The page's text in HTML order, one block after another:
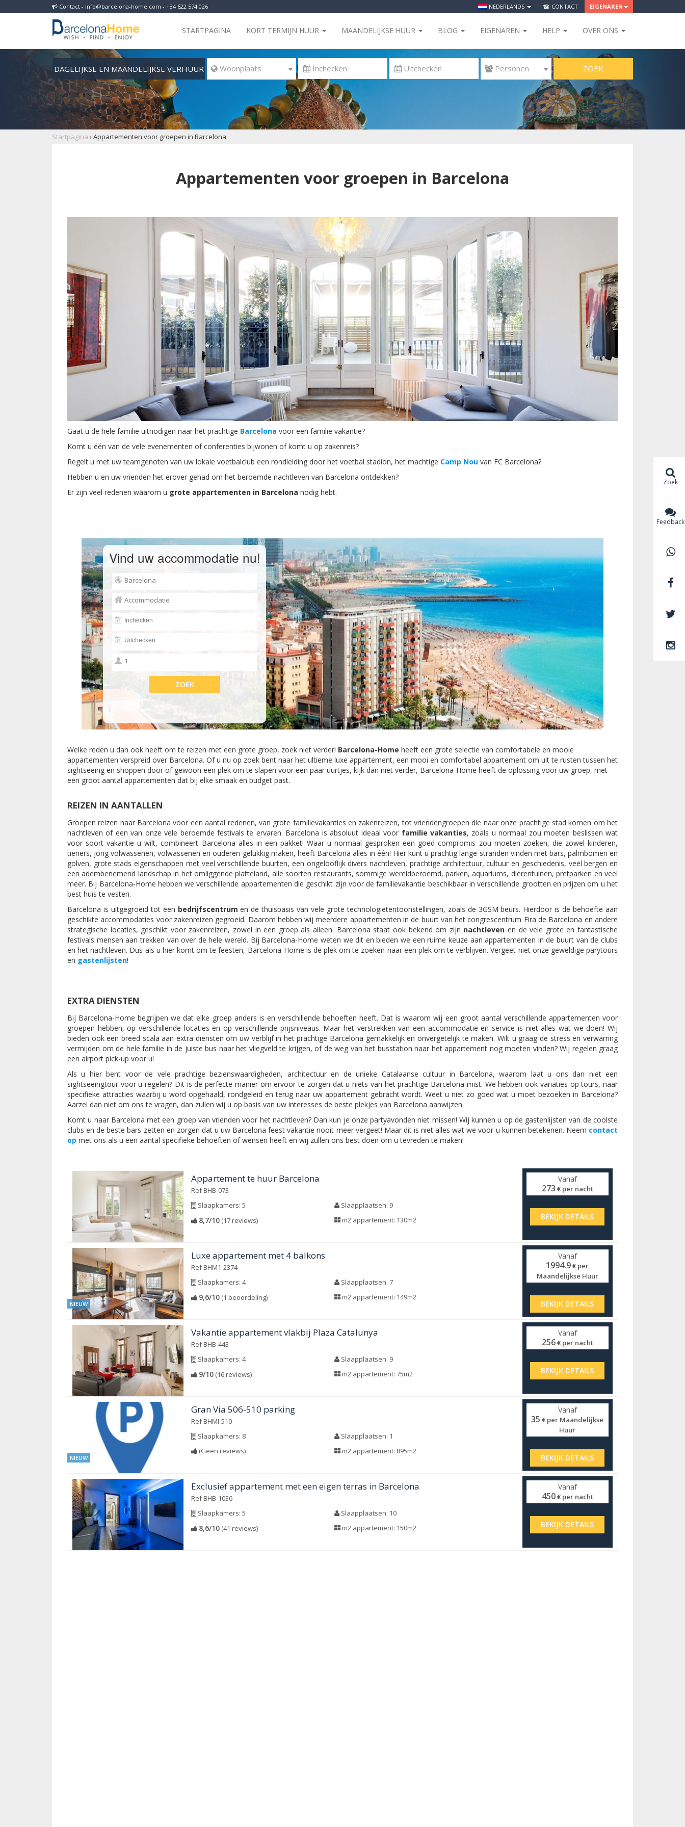
Contact - info@barcelona-home.com - +34 622 574 026 NEDERLANDS ☎ CONTACT EIGENAREN
STARTPAGINA KORT TERMIJN HUUR MAANDELIJKSE HUUR BLOG EIGENAREN HELP OVER ONS
DAGELIJKSE EN MAANDELIJKSE VERHUUR  Woonplaats  Personen ZOEK
Startpagina › Appartementen voor groepen in Barcelona
Appartementen voor groepen in Barcelona
Gaat u de hele familie uitnodigen naar het prachtige Barcelona voor een familie vakantie?
Komt u één van de vele evenementen of conferenties bijwonen of komt u op zakenreis?
Regelt u met uw teamgenoten van uw lokale voetbalclub een rondleiding door het voetbal stadion, het machtige Camp Nou van FC Barcelona?
Hebben u en uw vrienden het erover gehad om het beroemde nachtleven van Barcelona ontdekken?
Er zijn veel redenen waarom u grote appartementen in Barcelona nodig hebt.
Vind uw accommodatie nu!
Welke reden u dan ook heeft om te reizen met een grote groep, zoek niet verder! Barcelona-Home heeft een grote selectie van comfortabele en mooie
appartementen verspreid over Barcelona. Of u nu op zoek bent naar het ultieme luxe appartement, een mooi en comfortabel appartement om uit te rusten tussen het
sightseeing en shoppen door of gewoon een plek om te slapen voor een paar uurtjes, kijk dan niet verder, Barcelona-Home heeft de oplossing voor uw groep, met
een groot aantal appartementen dat bij elke smaak en budget past.
REIZEN IN AANTALLEN
Groepen reizen naar Barcelona voor een aantal redenen, van grote familievakanties en zakenreizen, tot vriendengroepen die naar onze prachtige stad komen om het
nachtleven of een van onze vele beroemde festivals te ervaren. Barcelona is absoluut ideaal voor familie vakanties, zoals u normaal zou moeten beslissen wat
voor soort vakantie u wilt, combineert Barcelona alles in een pakket! Waar u normaal gesproken een goed compromis zou moeten zoeken, die zowel kinderen,
tieners, jong volwassenen, volwassenen en ouderen gelukkig maken, heeft Barcelona alles in één! Hier kunt u prachtig lange stranden vinden met bars, palmbomen en
golven, grote stads eigenschappen met veel verschillende buurten, een ongelooflijk divers nachtleven, prachtige architectuur, cultuur en geschiedenis, veel bergen en
een adembenemend landschap in het omliggende platteland, alle soorten restaurants, sommige wereldberoemd, parken, aquariums, dierentuinen, pretparken en veel
meer. Bij Barcelona-Home hebben we verschillende appartementen die geschikt zijn voor de familievakantie beschikbaar in verschillende grootten en prijzen om u het
best huis te vesten.
Barcelona is uitgegroeid tot een bedrijfscentrum en de thuisbasis van vele grote technologietentoonstellingen, zoals de 3GSM beurs. Hierdoor is de behoefte aan
geschikte accommodaties voor zakenreizen gegroeid. Daarom hebben wij meerdere appartementen in de buurt van het congrescentrum Fira de Barcelona en andere
strategische locaties, geschikt voor zakenreizen, zowel in een groep als alleen. Barcelona staat ook bekend om zijn nachtleven en de vele grote en fantastische
festivals mensen aan trekken van over de hele wereld. Bij Barcelona-Home weten we dit en bieden we een ruime keuze aan appartementen in de buurt van de clubs
en het nachtleven. Dus als u hier komt om te feesten, Barcelona-Home is de plek om te zoeken naar een plek om te verblijven. Vergeet niet onze geweldige parytours
en gastenlijsten!
EXTRA DIENSTEN
Bij Barcelona-Home begrijpen we dat elke groep anders is en verschillende behoeften heeft. Dat is waarom wij een groot aantal verschillende appartementen voor
groepen hebben, op verschillende locaties en op verschillende prijsniveaus. Maar het verstrekken van een accommodatie en service is niet alles wat we doen! Wij
bieden ook een breed scala aan extra diensten om uw verblijf in het prachtige Barcelona gemakkelijk en onvergetelijk te maken. Wilt u graag de stress en verwarring
vermijden om de hele familie in de juiste bus naar het vliegveld te krijgen, of de weg van het busstation naar het appartement nog moeten vinden? Wij regelen graag
een airport pick-up voor u!
Als u hier bent voor de vele prachtige bezienswaardigheden, architectuur en de unieke Catalaanse cultuur in Barcelona, waarom laat u ons dan niet een
sightseeingtour voor u regelen? Dit is de perfecte manier om ervoor te zorgen dat u niets van het prachtige Barcelona mist. We hebben ook variaties op tours, naar
specifieke attracties waarbij u word opgehaald, rondgeleid en terug naar uw appartement gebracht wordt. Weet u niet zo goed wat u moet bezoeken in Barcelona?
Aarzel dan niet om ons te vragen, dan zullen wij u op basis van uw interesses de beste plekjes van Barcelona aanwijzen.
Komt u naar Barcelona met een groep van vrienden voor het nachtleven? Dan kun je onze partyavonden niet missen! Wij kunnen u op de gastenlijsten van de coolste
clubs en de beste bars zetten en zorgen dat u uw Barcelona feest vakantie nooit meer vergeet! Maar dit is niet alles wat we voor u kunnen betekenen. Neem contact
op met ons als u een aantal specifieke behoeften of wensen heeft en wij zullen ons best doen om u tevreden te maken!
Zoek
Feedback